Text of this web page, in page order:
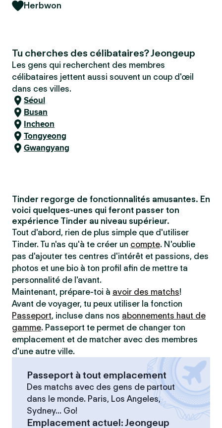
Herbwon
Tu cherches des célibataires? Jeongeup
Les gens qui recherchent des membres
célibataires jettent aussi souvent un coup d'œil
dans ces villes.
Séoul
Busan
Incheon
Tongyeong
Gwangyang
Tinder regorge de fonctionnalités amusantes. En
voici quelques-unes qui feront passer ton
expérience Tinder au niveau supérieur.
Tout d'abord, rien de plus simple que d'utiliser
Tinder. Tu n'as qu'à te créer un compte. N'oublie
pas d'ajouter tes centres d'intérêt et passions, des
photos et une bio à ton profil afin de mettre ta
personnalité de l'avant.
Maintenant, prépare-toi à avoir des matchs!
Avant de voyager, tu peux utiliser la fonction
Passeport, incluse dans nos abonnements haut de
gamme. Passeport te permet de changer ton
emplacement et de matcher avec des membres
d'une autre ville.
Passeport à tout emplacement
Des matchs avec des gens de partout
dans le monde. Paris, Los Angeles,
Sydney... Go!
Emplacement actuel:Jeongeup